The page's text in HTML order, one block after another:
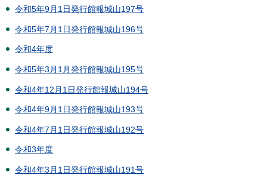
令和5年9月1日発行館報城山197号
令和5年7月1日発行館報城山196号
令和4年度
令和5年3月1月発行館報城山195号
令和4年12月1日発行館報城山194号
令和4年9月1日発行館報城山193号
令和4年7月1日発行館報城山192号
令和3年度
令和4年3月1日発行館報城山191号